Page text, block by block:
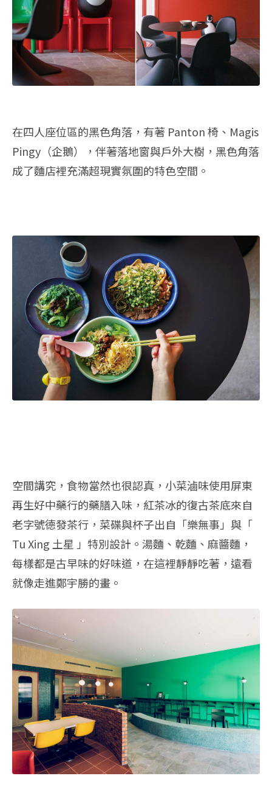
在四人座位區的黑色角落，有著 Panton 椅、Magis
Pingy（企鵝），伴著落地窗與戶外大樹，黑色角落
成了麵店裡充滿超現實氛圍的特色空間。
空間講究，食物當然也很認真，小菜滷味使用屏東
再生好中藥行的藥膳入味，紅茶冰的復古茶底來自
老字號德發茶行，菜碟與杯子出自「樂無事」與「
Tu Xing 土星 」特別設計。湯麵、乾麵、麻醬麵，
每樣都是古早味的好味道，在這裡靜靜吃著，遠看
就像走進鄭宇勝的畫。